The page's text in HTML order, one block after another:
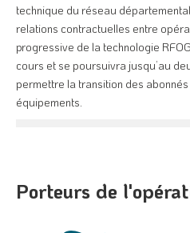
technique du réseau
relations contractuelles entre
progressive de la technologie
cours et se poursuivra jusqu’au
permettre la transition des
équipements.
Porteurs de